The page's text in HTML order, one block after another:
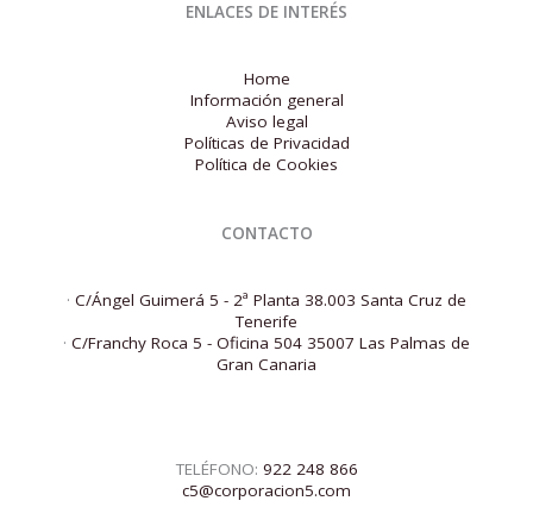
ENLACES DE INTERÉS
Home
Información general
Aviso legal
Políticas de Privacidad
Política de Cookies
CONTACTO
· C/Ángel Guimerá 5 - 2ª Planta 38.003 Santa Cruz de
Tenerife
· C/Franchy Roca 5 - Oficina 504 35007 Las Palmas de
Gran Canaria
TELÉFONO: 922 248 866
c5@corporacion5.com